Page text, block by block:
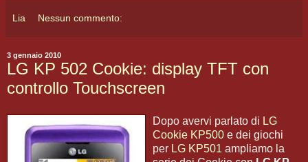
Lia Nessun commento:
3 gennaio 2010
LG KP 502 Cookie: display TFT con
controllo Touchscreen
Dopo avervi parlato di LG
Cookie KP500 e dei giochi
per LG KP501 ampliamo la